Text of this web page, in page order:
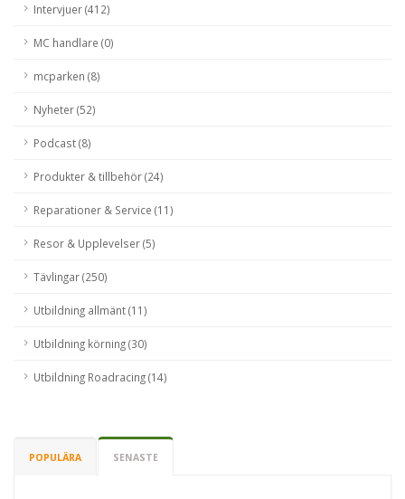
Intervjuer (412)
MC handlare (0)
mcparken (8)
Nyheter (52)
Podcast (8)
Produkter & tillbehör (24)
Reparationer & Service (11)
Resor & Upplevelser (5)
Tävlingar (250)
Utbildning allmänt (11)
Utbildning körning (30)
Utbildning Roadracing (14)
POPULÄRA SENASTE